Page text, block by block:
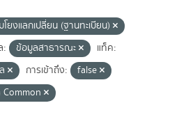
ยงแลกเปลี่ยน (ฐานทะเบียน)
:
ข้อมูลสาธารณะ
แท็ค:
การเข้าถึง:
false